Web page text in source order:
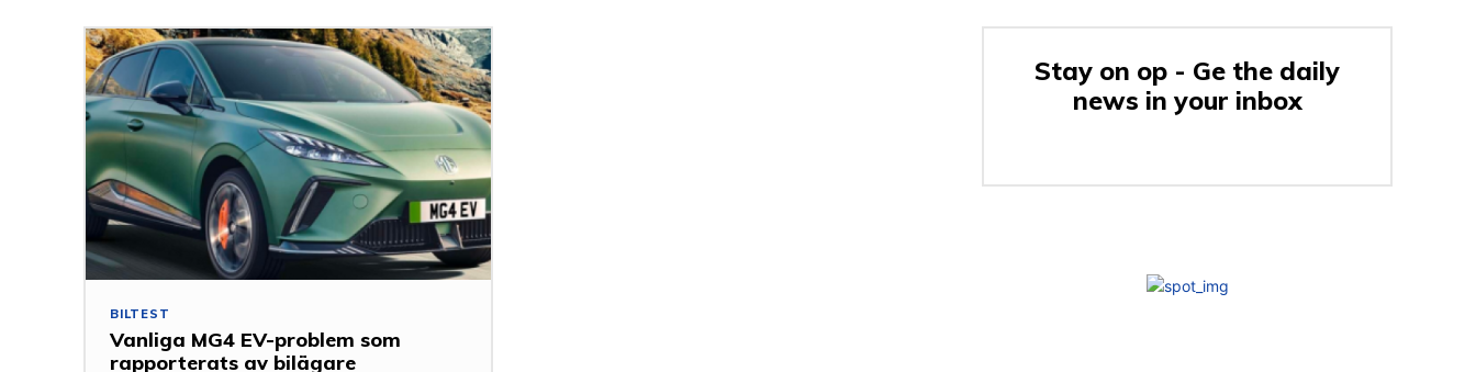
BILTEST
Vanliga MG4 EV-problem som
rapporterats av bilägare
Stay on op - Ge the daily
news in your inbox